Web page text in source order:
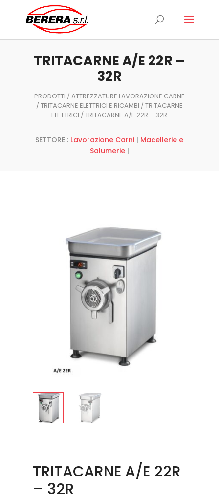
prodotti
TRITACARNE A/E 22R –
32R
PRODOTTI /ATTREZZATURE LAVORAZIONE CARNE
/TRITACARNE ELETTRICI E RICAMBI /TRITACARNE
ELETTRICI / TRITACARNE A/E 22R – 32R
SETTORE : Lavorazione Carni | Macellerie e
Salumerie|
TRITACARNE A/E 22R
– 32R